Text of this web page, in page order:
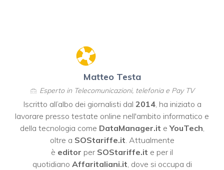
Matteo Testa
Esperto in Telecomunicazioni, telefonia e Pay TV
Iscritto all’albo dei giornalisti dal 2014, ha iniziato a
lavorare presso testate online nell'ambito informatico e
della tecnologia come DataManager.it eYouTech,
oltre a SOStariffe.it. Attualmente
è editor per SOStariffe.it e per il
quotidiano Affaritaliani.it, dove si occupa di